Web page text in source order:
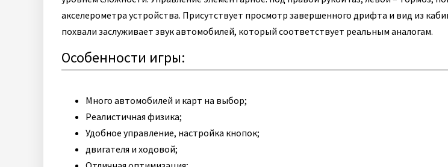
акселерометра устройства. Присутствует просмотр завершенного дрифта и вид из
похвали заслуживает звук автомобилей, который соответствует реальным аналогам.
Особенности игры:
Много автомобилей и карт на выбор;
Реалистичная физика;
Удобное управление, настройка кнопок;
двигателя и ходовой;